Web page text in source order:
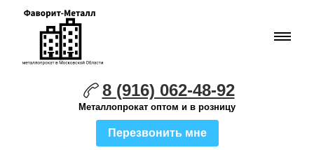
8 (916) 062-48-92
Металлопрокат оптом и в розницу
Перезвонить мне